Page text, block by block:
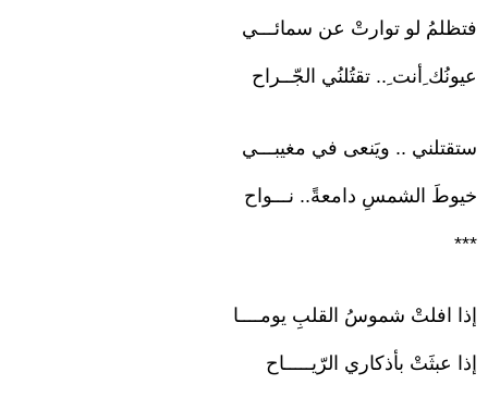
فتظلمُ لو توارتْ عن سمائـــي
عيونُك ِأنت ِ.. تقتُلنُي الجّــراح
ستقتلني .. ويَنعى في مغيبـــي
خيوطَ الشمسِ دامعةً.. نـــواح
***
إذا افلتْ شموسُ القلبِ يومــــا
إذا عبثَتْ بأذكاري الرّيـــــاح